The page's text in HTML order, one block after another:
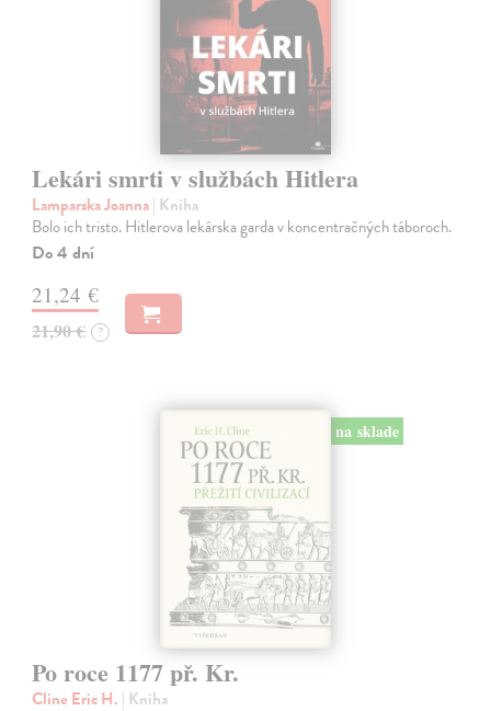
Lekári smrti v službách Hitlera
Lamparska Joanna| Kniha
Bolo ich tristo. Hitlerova lekárska garda v koncentračných táboroch.
Do 4 dní
21,24 €
21,90 € ?
na sklade
Po roce 1177 př. Kr.
Cline Eric H. | Kniha